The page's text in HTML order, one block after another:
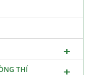
THÍ